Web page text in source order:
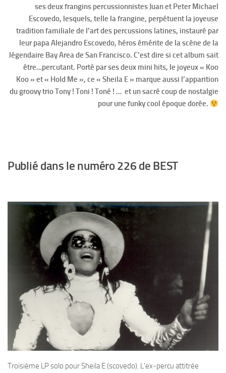
ses deux frangins percussionnistes Juan et Peter Michael
Escovedo, lesquels, telle la frangine, perpétuent la joyeuse
tradition familiale de l’art des percussions latines, instauré par
leur papa Alejandro Escovedo, héros émérite de la scène de la
légendaire Bay Area de San Francisco. C’est dire si cet album sait
être…percutant. Porté par ses deux mini hits, le joyeux « Koo
Koo » et « Hold Me », ce « Sheila E » marque aussi l’apparition
du groovy trio Tony ! Toni ! Toné ! … et un sacré coup de nostalgie
pour une funky cool époque dorée.
Publié dans le numéro 226 de BEST
Troisième LP solo pour Sheila E (scovedo). L’ex-percu attitrée